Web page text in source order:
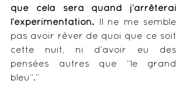
que cela sera quand j’arrêterai
l’expérimentation. Il ne me semble
pas avoir rêver de quoi que ce soit
cette nuit, ni d’avoir eu des
pensées autres que “le grand
bleu”.”